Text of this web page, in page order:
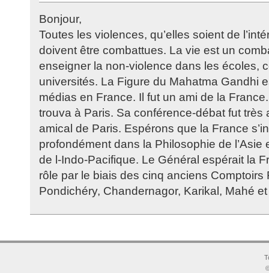
Bonjour,
Toutes les violences, qu’elles soient de
doivent être combattues. La vie est un
enseigner la non-violence dans les écoles,
universités. La Figure du Mahatma Gandhi
médias en France. Il fut un ami de la
trouva à Paris. Sa conférence-débat fut très
amical de Paris. Espérons que la France
profondément dans la Philosophie de l’Asie
de l-Indo-Pacifique. Le Général espérait la
rôle par le biais des cinq anciens Comptoirs
Pondichéry, Chandernagor, Karikal, Mahé